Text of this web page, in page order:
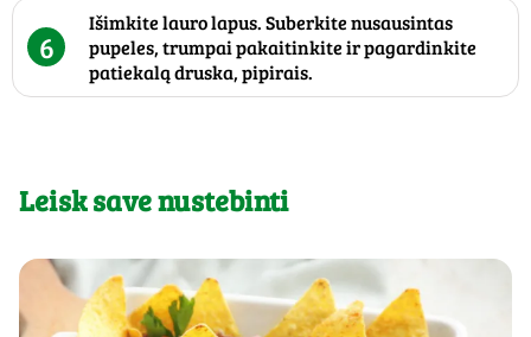
6
Išimkite lauro lapus. Suberkite nusausintas
pupeles, trumpai pakaitinkite ir pagardinkite
patiekalą druska, pipirais.
Leisk save nustebinti